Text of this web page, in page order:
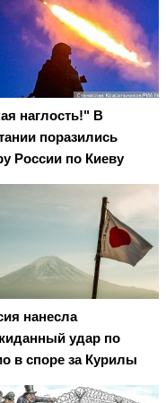
наглость!" В
поразились
России по Киеву
нанесла
удар по
в споре за Курилы